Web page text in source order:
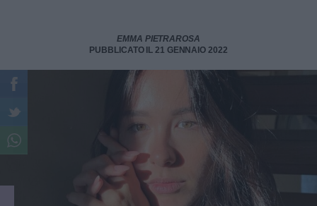
EMMA PIETRAROSA
PUBBLICATO IL 21 GENNAIO 2022